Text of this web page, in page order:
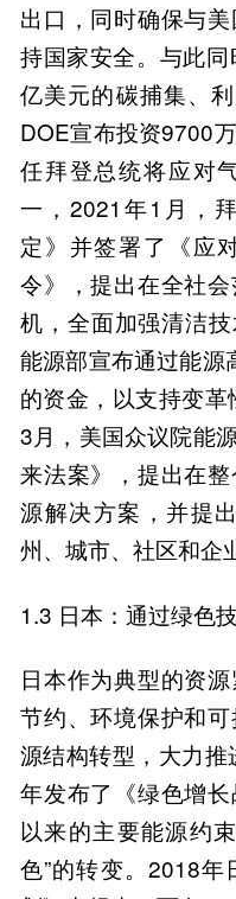
出口，同时确保与
持国家安全。与此
亿美元的碳捕集、
DOE宣布投资9700
任拜登总统将应对
一，2021年1月，
定》并签署了《应
令》，提出在全社
机，全面加强清洁
能源部宣布通过能源
的资金，以支持变
3月，美国众议院能
来法案》，提出在
源解决方案，并提
州、城市、社区和企
1.3 日本：通过绿色
日本作为典型的资
节约、环境保护和
源结构转型，大力
年发布了《绿色增
以来的主要能源约
色”的转变。2018